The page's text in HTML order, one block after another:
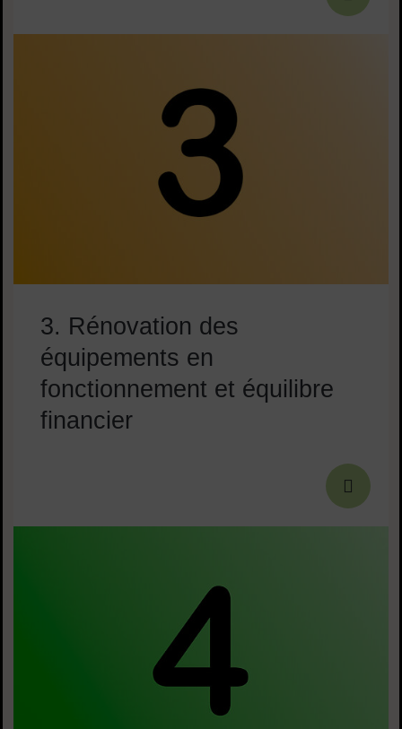
3. Rénovation des
équipements en
fonctionnement et équilibre
financier